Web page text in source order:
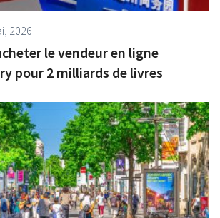
2026
le vendeur en ligne
pour 2 milliards de livres